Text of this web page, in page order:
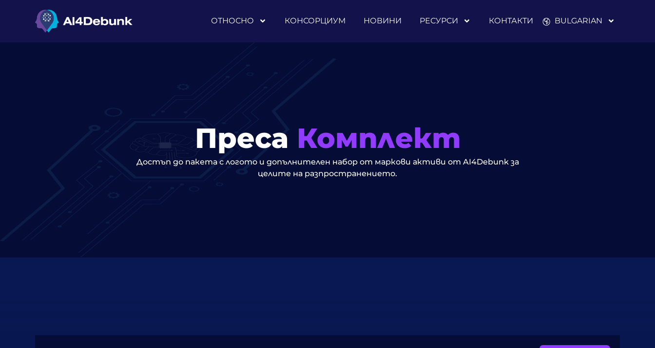
ОТНОСНО
КОНСОРЦИУМ НОВИНИ РЕСУРСИ КОНТАКТИ BULGARIAN
Преса Комплект
Достъп до пакета с логото и допълнителен набор от маркови активи от AI4Debunk за
целите на разпространението.